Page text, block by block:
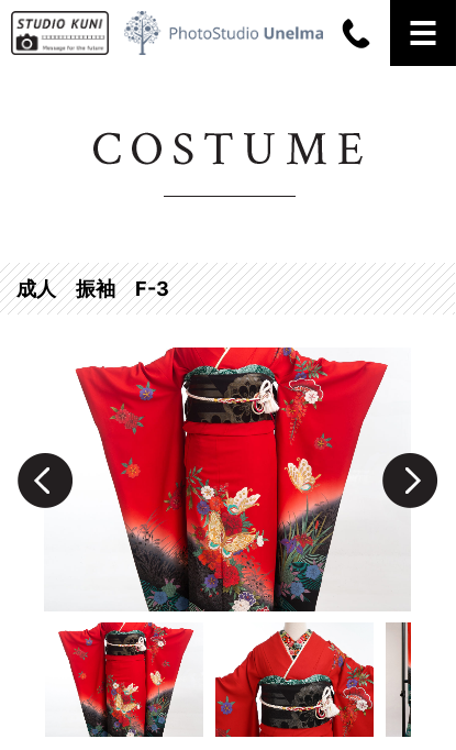
オ・クニ】にお任せください。
成人 振袖 F-3